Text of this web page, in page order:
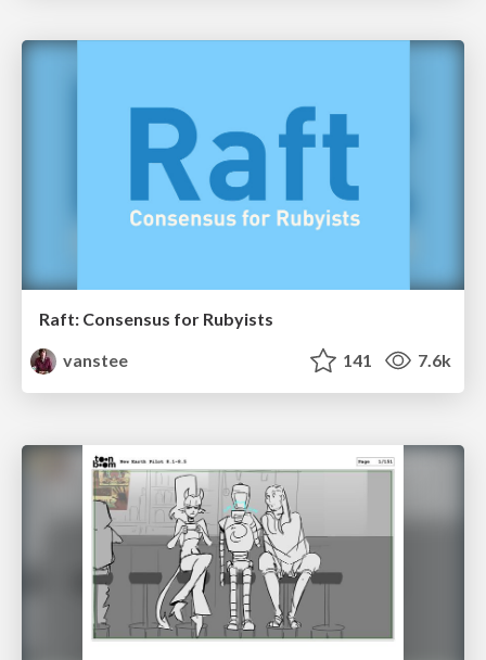
Raft: Consensus for Rubyists
vanstee
141 7.6k